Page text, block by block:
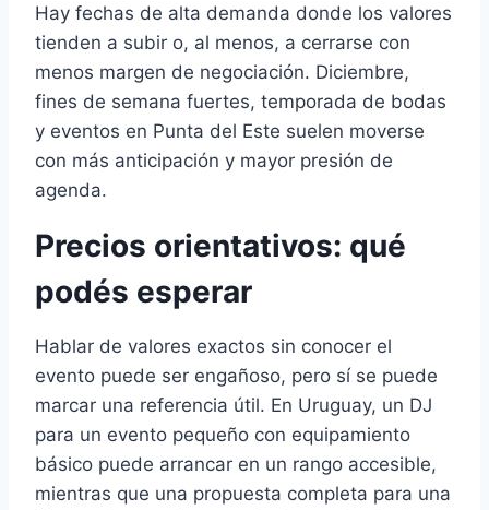
Hay fechas de alta demanda donde los valores
tienden a subir o, al menos, a cerrarse con
menos margen de negociación. Diciembre,
fines de semana fuertes, temporada de bodas
y eventos en Punta del Este suelen moverse
con más anticipación y mayor presión de
agenda.
Precios orientativos: qué
podés esperar
Hablar de valores exactos sin conocer el
evento puede ser engañoso, pero sí se puede
marcar una referencia útil. En Uruguay, un DJ
para un evento pequeño con equipamiento
básico puede arrancar en un rango accesible,
mientras que una propuesta completa para una